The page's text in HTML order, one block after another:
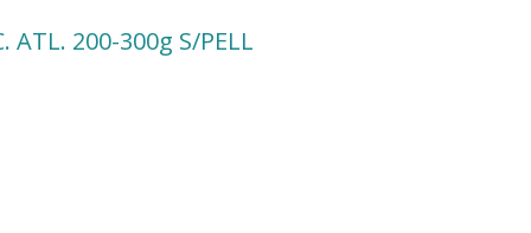
ATL. 200-300g S/PELL